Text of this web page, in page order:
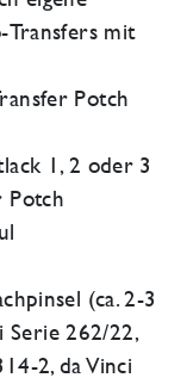
Transfers mit
Potch
1, 2 oder 3
Potch
(ca. 2-3
Serie 262/22,
2, da Vinci